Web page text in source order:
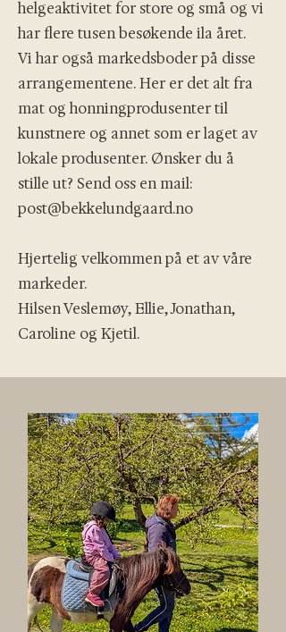
helgeaktivitet for store og små og vi
har flere tusen besøkende ila året.
Vi har også markedsboder på disse
arrangementene. Her er det alt fra
mat og honningprodusenter til
kunstnere og annet som er laget av
lokale produsenter. Ønsker du å
stille ut? Send oss en mail:
post@bekkelundgaard.no
Hjertelig velkommen på et av våre
markeder.
Hilsen Veslemøy, Ellie, Jonathan,
Caroline og Kjetil.